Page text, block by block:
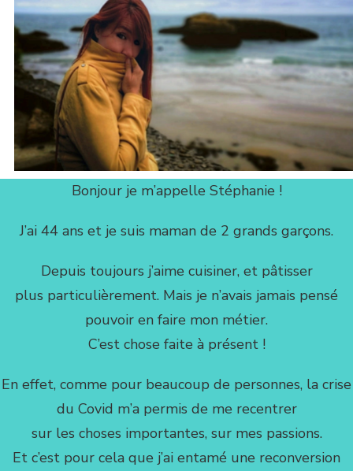
Bonjour je m’appelle Stéphanie !
J’ai 44 ans et je suis maman de 2 grands garçons.
Depuis toujours j’aime cuisiner, et pâtisser
plus particulièrement. Mais je n’avais jamais pensé
pouvoir en faire mon métier.
C’est chose faite à présent !
En effet, comme pour beaucoup de personnes, la crise
du Covid m’a permis de me recentrer
sur les choses importantes, sur mes passions.
Et c’est pour cela que j’ai entamé une reconversion